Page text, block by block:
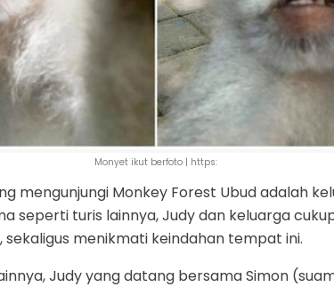
Monyet ikut berfoto | https:
mengunjungi Monkey Forest Ubud adalah
seperti turis lainnya, Judy dan keluarga
menikmati keindahan tempat ini.
Judy yang datang bersama Simon